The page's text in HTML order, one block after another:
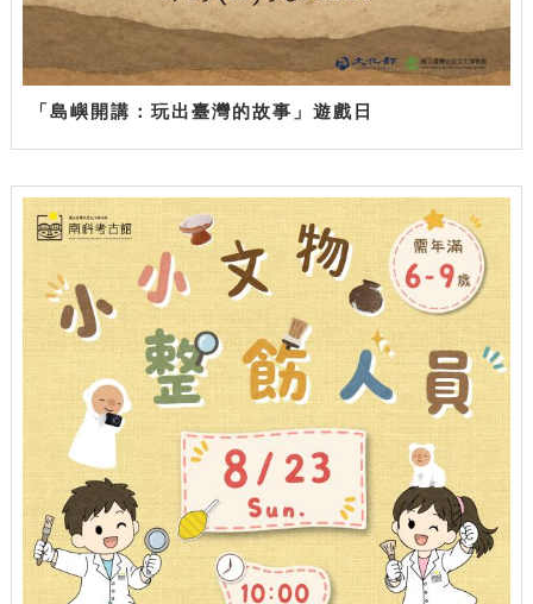
「島嶼開講：玩出臺灣的故事」遊戲日